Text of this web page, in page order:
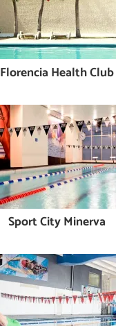
Florencia Health Club
Sport City Minerva